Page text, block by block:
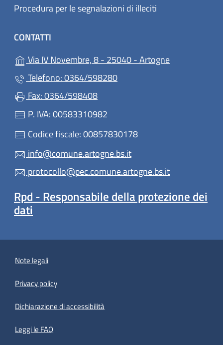
Procedura per le segnalazioni di illeciti
CONTATTI
Via IV Novembre, 8 - 25040 - Artogne(apre in
Telefono: 0364/598280
Fax: 0364/598408
P. IVA: 00583310982
Codice fiscale: 00857830178
info@comune.artogne.bs.it
protocollo@pec.comune.artogne.bs.it
Rpd - Responsabile della protezione dei
dati
Note legali
Privacy policy
Dichiarazione di accessibilità
Leggi le FAQ